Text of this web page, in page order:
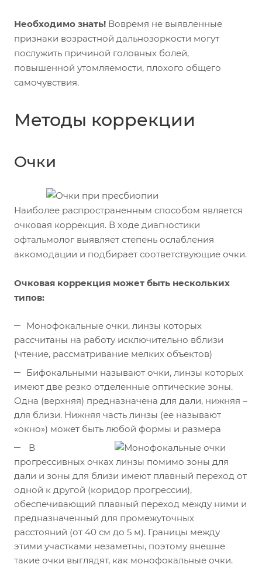
Необходимо знать! Вовремя не выявленные
признаки возрастной дальнозоркости могут
послужить причиной головных болей,
повышенной утомляемости, плохого общего
самочувствия.
Методы коррекции
Очки
Наиболее распространенным способом является
очковая коррекция. В ходе диагностики
офтальмолог выявляет степень ослабления
аккомодации и подбирает соответствующие очки.
Очковая коррекция может быть нескольких
типов:
Монофокальные очки, линзы которых
рассчитаны на работу исключительно вблизи
(чтение, рассматривание мелких объектов)
Бифокальными называют очки, линзы которых
имеют две резко отделенные оптические зоны.
Одна (верхняя) предназначена для дали, нижняя –
для близи. Нижняя часть линзы (ее называют
«окно») может быть любой формы и размера
В
прогрессивных очках линзы помимо зоны для
дали и зоны для близи имеют плавный переход от
одной к другой (коридор прогрессии),
обеспечивающий плавный переход между ними и
предназначенный для промежуточных
расстояний (от 40 см до 5 м). Границы между
этими участками незаметны, поэтому внешне
такие очки выглядят, как монофокальные очки.